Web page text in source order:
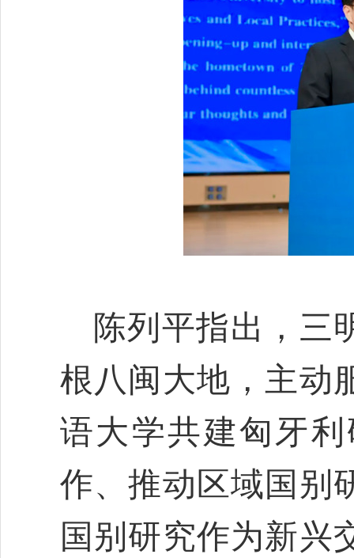
陈列平指出，三
根八闽大地，主动
语大学共建匈牙
作、推动区域国别
国别研究作为新兴